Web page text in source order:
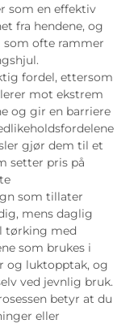
som en effektiv
fra hendene, og
ofte rammer
fordel, ettersom
mot ekstrem
og gir en barriere
gjør dem til et
setter pris på
som tillater
mens daglig
tørking med
som brukes i
og luktopptak, og
ved jevnlig bruk.
betyr at du
eller